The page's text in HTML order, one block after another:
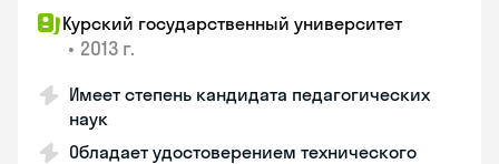
Курский государственный университет
• 2013 г.
Имеет степень кандидата педагогических
наук
Обладает удостоверением технического